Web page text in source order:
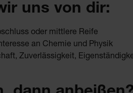
uns von dir:
oder mittlere Reife
an Chemie und Physik
Zuverlässigkeit,